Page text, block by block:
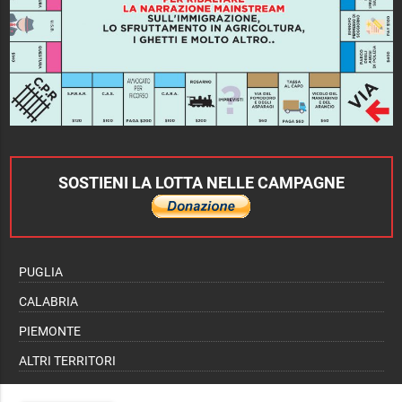
SOSTIENI LA LOTTA NELLE CAMPAGNE
PUGLIA
CALABRIA
PIEMONTE
ALTRI TERRITORI